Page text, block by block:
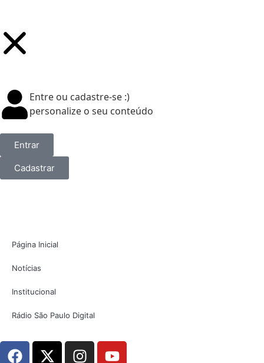
Entre ou cadastre-se :)
personalize o seu conteúdo
Entrar
Cadastrar
Página Inicial
Notícias
Institucional
Rádio São Paulo Digital